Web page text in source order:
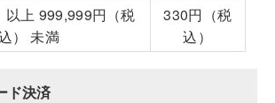
以上 999,999円（税
） 未満
330円（税
込）
ド決済